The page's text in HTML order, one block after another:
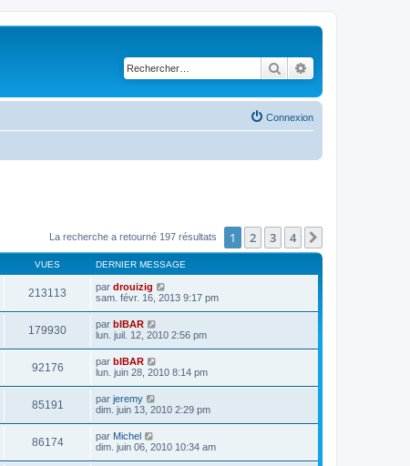
Rechercher
Connexion
La recherche a retourné 197 résultats 1 2 3 4
VUES DERNIER MESSAGE
213113 par drouizig
sam. févr. 16, 2013 9:17 pm
179930 par bIBAR
lun. juil. 12, 2010 2:56 pm
92176 par bIBAR
lun. juin 28, 2010 8:14 pm
85191 par jeremy
dim. juin 13, 2010 2:29 pm
86174 par Michel
dim. juin 06, 2010 10:34 am